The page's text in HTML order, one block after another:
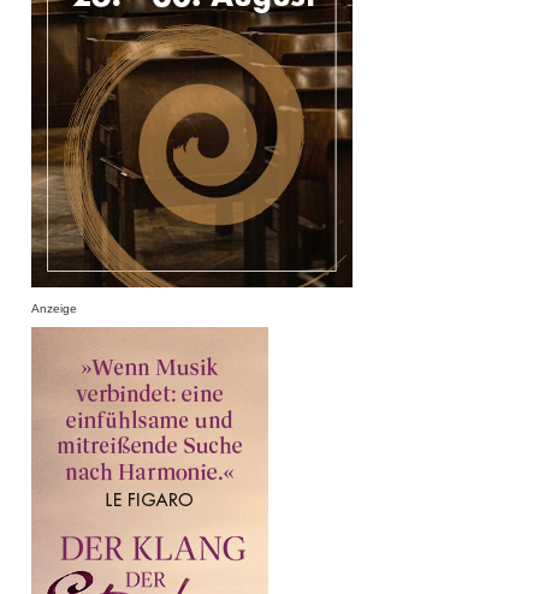
Anzeige